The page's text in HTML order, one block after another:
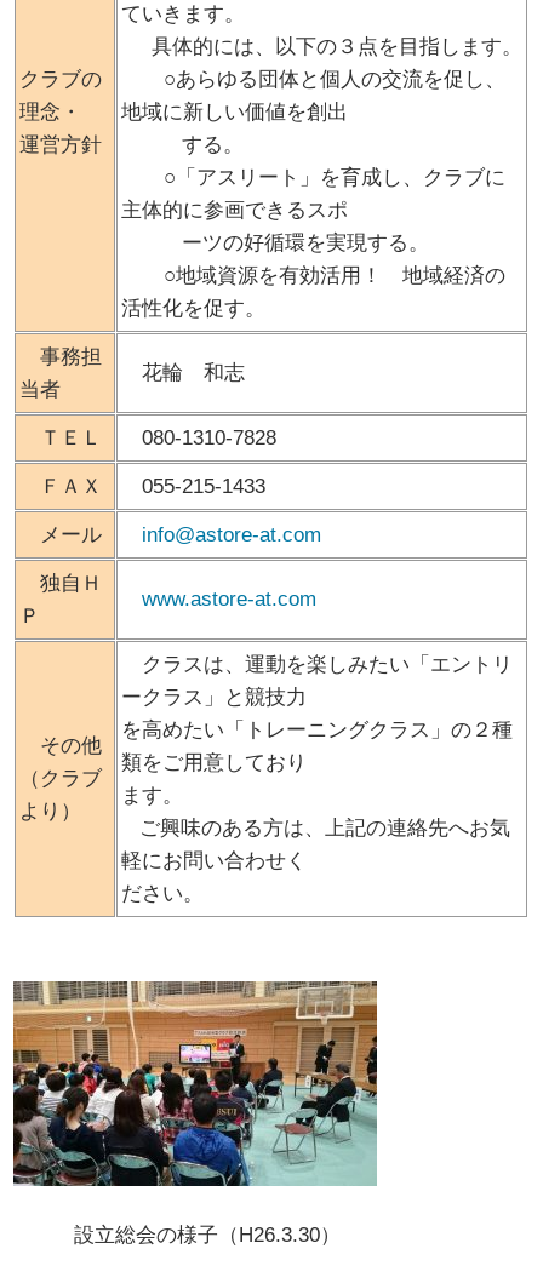
クラブの
理念・
運営方針
ていきます。
具体的には、以下の３点を目指します。
○あらゆる団体と個人の交流を促し、
地域に新しい価値を創出
する。
○「アスリート」を育成し、クラブに
主体的に参画できるスポ
ーツの好循環を実現する。
○地域資源を有効活用！ 地域経済の
活性化を促す。
事務担
当者
花輪 和志
ＴＥＬ
080-1310-7828
ＦＡＸ
055-215-1433
メール
info@astore-at.com
独自Ｈ
Ｐ
www.astore-at.com
その他
（クラブ
より）
クラスは、運動を楽しみたい「エントリ
ークラス」と競技力
を高めたい「トレーニングクラス」の２種
類をご用意しており
ます。
ご興味のある方は、上記の連絡先へお気
軽にお問い合わせく
ださい。
設立総会の様子（H26.3.30）